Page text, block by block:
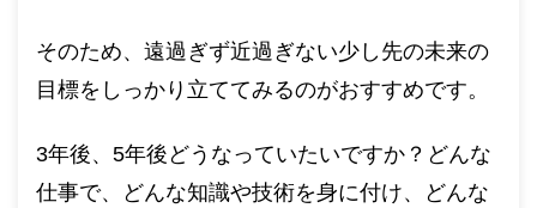
そのため、遠過ぎず近過ぎない少し先の未来の
目標をしっかり立ててみるのがおすすめです。
3年後、5年後どうなっていたいですか？どんな
仕事で、どんな知識や技術を身に付け、どんな